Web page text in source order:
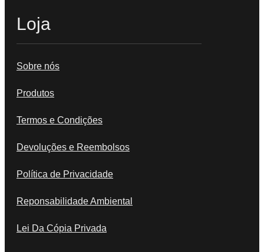
Loja
Sobre nós
Produtos
Termos e Condições
Devoluções e Reembolsos
Política de Privacidade
Reponsabilidade Ambiental
Lei Da Cópia Privada